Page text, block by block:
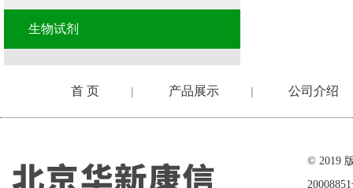
生物试剂
首 页 | 产品展示 | 公司介绍
© 2019